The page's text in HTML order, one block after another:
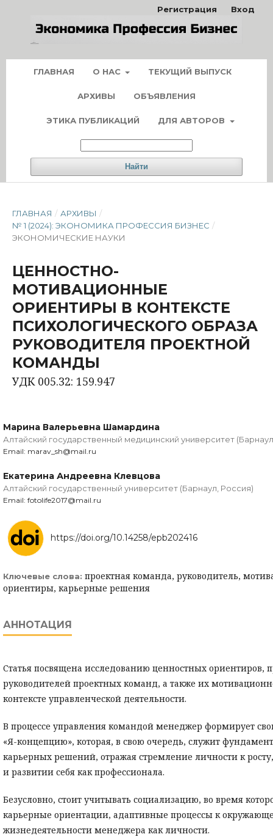
ГЛАВНАЯ О НАС ТЕКУЩИЙ ВЫПУСК
АРХИВЫ ОБЪЯВЛЕНИЯ
ЭТИКА ПУБЛИКАЦИЙ ДЛЯ АВТОРОВ
Найти
Регистрация Вход
ГЛАВНАЯ / АРХИВЫ /
№ 1 (2024): ЭКОНОМИКА ПРОФЕССИЯ БИЗНЕС /
ЭКОНОМИЧЕСКИЕ НАУКИ
ЦЕННОСТНО-
МОТИВАЦИОННЫЕ
ОРИЕНТИРЫ В КОНТЕКСТЕ
ПСИХОЛОГИЧЕСКОГО ОБРАЗА
РУКОВОДИТЕЛЯ ПРОЕКТНОЙ
КОМАНДЫ
УДК 005.32: 159.947
Марина Валерьевна Шамардина
Алтайский государственный медицинский университет
Email: marav_sh@mail.ru
Екатерина Андреевна Клевцова
Алтайский государственный университет (Барнаул, Россия)
Email: fotolife2017@mail.ru
https://doi.org/10.14258/epb202416
Ключевые слова: проектная команда, руководитель,
ориентиры, карьерные решения
АННОТАЦИЯ
Статья посвящена исследованию ценностных ориентиров,
руководителей проектных команд, а также их
контексте управленческой деятельности.
В процессе управления командой менеджер формирует
«Я-концепцию», которая, в свою очередь, служит
карьерных решений, отражая стремление личности к
и развитии себя как профессионала.
Безусловно, стоит учитывать социализацию, во время
карьерные ориентации, адаптивные процессы к
жизнедеятельности менеджера как личности.